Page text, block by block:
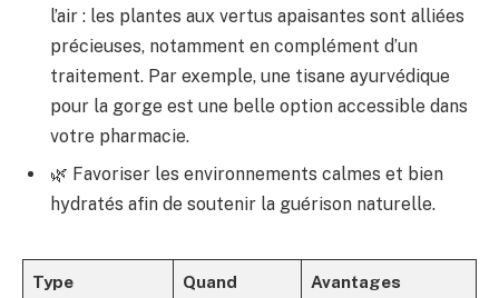
l’air : les plantes aux vertus apaisantes sont alliées
précieuses, notamment en complément d’un
traitement. Par exemple, une tisane ayurvédique
pour la gorge est une belle option accessible dans
votre pharmacie.
🌿 Favoriser les environnements calmes et bien
hydratés afin de soutenir la guérison naturelle.
Type
Quand
Avantages